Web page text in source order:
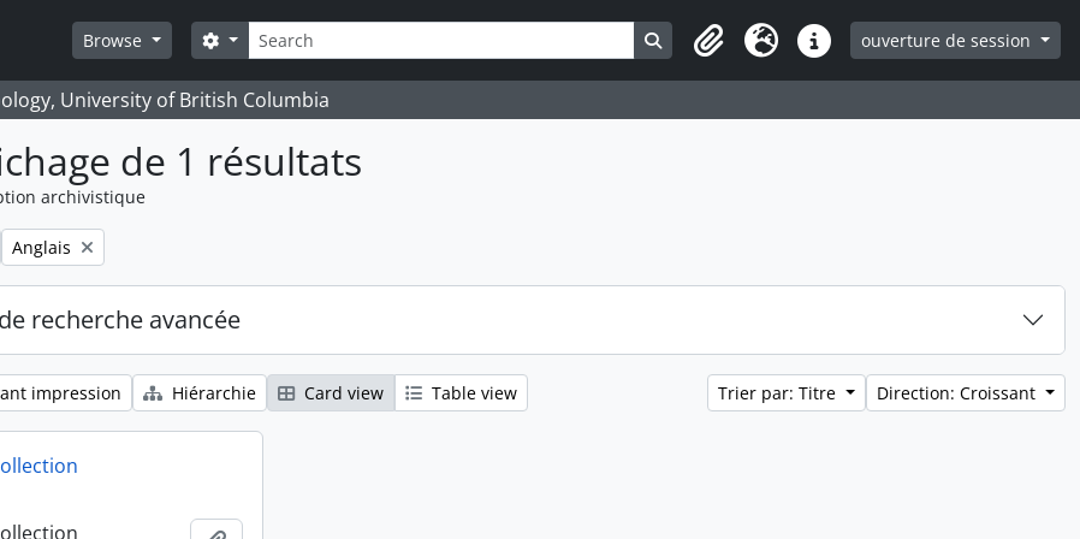
Browse
Rechercher
Search options Search in browse page
ClipboardLangueLiens rapidesouverture de session
University of British Columbia
de 1 résultats
archivistique
Remove filter:
Anglais
recherche avancée
impression Hiérarchie Card view Table view Trier par: Titre Direction: Croissant